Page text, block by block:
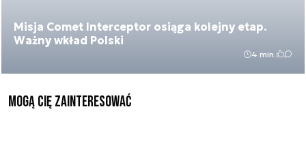
Misja Comet Interceptor osiąga kolejny etap.
Ważny wkład Polski
4 min.
Mogą Cię zainteresować